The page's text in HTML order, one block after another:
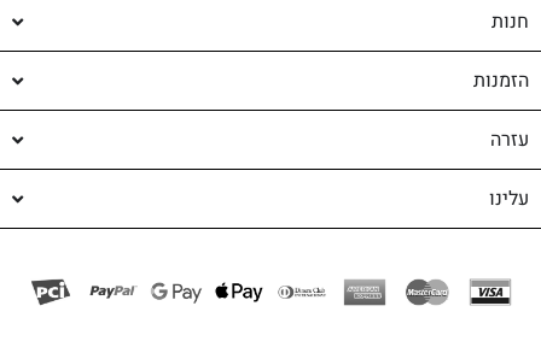
חנות
הזמנות
עזרה
עלינו